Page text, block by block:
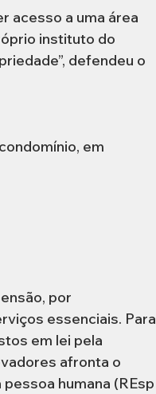
acesso a uma área
instituto do
defendeu o
em
por
essenciais. Para
em lei pela
afronta o
humana (REsp